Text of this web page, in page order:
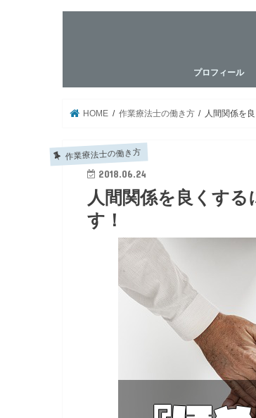
プロフィール
HOME 作業療法士の働き方 人間関係を
作業療法士の働き方
2018.06.24
人間関係を良くす
す！